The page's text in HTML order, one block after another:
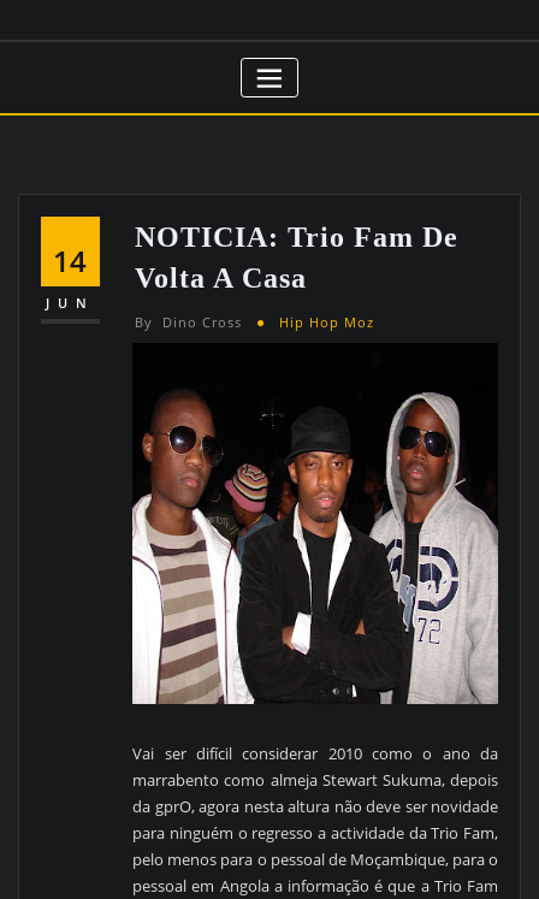
14
JUN
NOTICIA: Trio Fam De
Volta A Casa
By Dino Cross Hip Hop Moz
Vai ser difícil considerar 2010 como o ano da
marrabento como almeja Stewart Sukuma, depois
da gprO, agora nesta altura não deve ser novidade
para ninguém o regresso a actividade da Trio Fam,
pelo menos para o pessoal de Moçambique, para o
pessoal em Angola a informação é que a Trio Fam